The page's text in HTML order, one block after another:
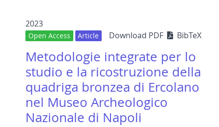
2023
Open Access Article Download PDF BibTeX
Metodologie integrate per lo
studio e la ricostruzione della
quadriga bronzea di Ercolano
nel Museo Archeologico
Nazionale di Napoli